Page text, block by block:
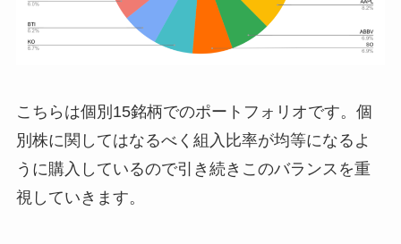
こちらは個別15銘柄でのポートフォリオです。個
別株に関してはなるべく組入比率が均等になるよ
うに購入しているので引き続きこのバランスを重
視していきます。